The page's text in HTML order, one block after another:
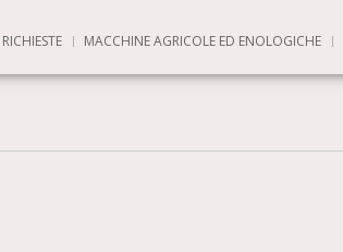
RICHIESTE MACCHINE AGRICOLE ED ENOLOGICHE